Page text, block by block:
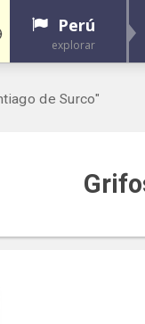
Perú
explorar
de Surco"